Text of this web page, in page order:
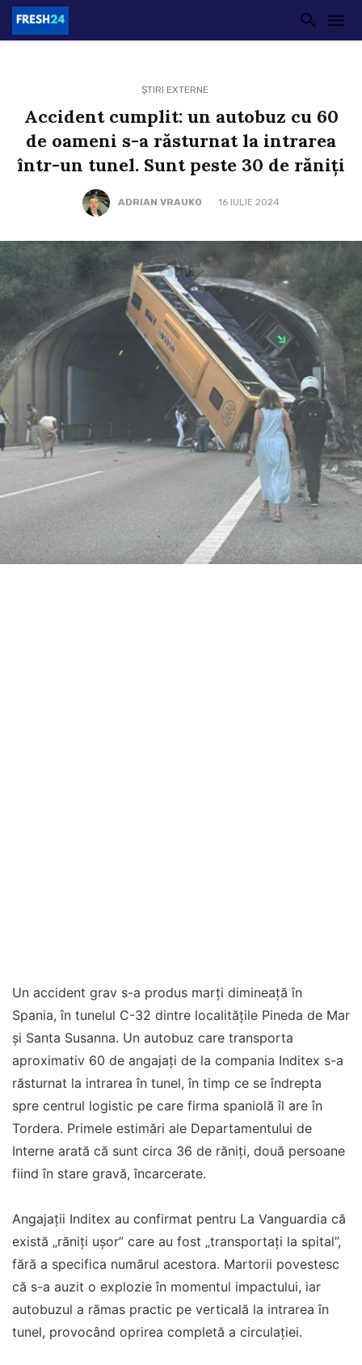
ȘTIRI EXTERNE
Accident cumplit: un autobuz cu 60
de oameni s-a răsturnat la intrarea
într-un tunel. Sunt peste 30 de răniți
ADRIAN VRAUKO 16 IULIE 2024
Un accident grav s-a produs marți dimineață în
Spania, în tunelul C-32 dintre localitățile Pineda de Mar
și Santa Susanna. Un autobuz care transporta
aproximativ 60 de angajați de la compania Inditex s-a
răsturnat la intrarea în tunel, în timp ce se îndrepta
spre centrul logistic pe care firma spaniolă îl are în
Tordera. Primele estimări ale Departamentului de
Interne arată că sunt circa 36 de răniți, două persoane
fiind în stare gravă, încarcerate.
Angajații Inditex au confirmat pentru La Vanguardia că
există „răniți ușor” care au fost „transportați la spital”,
fără a specifica numărul acestora. Martorii povestesc
că s-a auzit o explozie în momentul impactului, iar
autobuzul a rămas practic pe verticală la intrarea în
tunel, provocând oprirea completă a circulației.